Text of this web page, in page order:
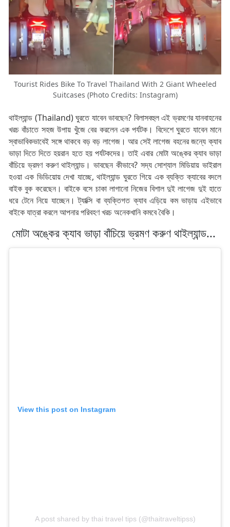
Tourist Rides Bike To Travel Thailand With 2 Giant Wheeled
Suitcases (Photo Credits: Instagram)
থাইল্যান্ড (Thailand) ঘুরতে যাবেন ভাবছেন? বিলাসবহুল এই ভ্রমণের যানবাহনের
খরচ বাঁচাতে সহজ উপায় খুঁজে বের করলেন এক পর্যটক। বিদেশে ঘুরতে যাবেন মানে
স্বাভাবিকভাবেই সঙ্গে থাকবে বড় বড় লাগেজ। আর সেই লাগেজ বহনের জন্যে ক্যাব
ভাড়া দিতে দিতে হয়রান হতে হয় পর্যটকদের। তাই এবার মোটা অঙ্কের ক্যাব ভাড়া
বাঁচিয়ে ভ্রমণ করুণ থাইল্যান্ড। ভাবছেন কীভাবে? সদ্য সোশ্যাল মিডিয়ায় ভাইরাল
হওয়া এক ভিডিয়োয় দেখা যাচ্ছে, থাইল্যান্ড ঘুরতে গিয়ে এক ব্যক্তি ক্যাবের বদলে
বাইক বুক করেছেন। বাইকে বসে চাকা লাগানো নিজের বিশাল দুই লাগেজ দুই হাতে
ধরে টেনে নিয়ে যাচ্ছেন। ট্যাক্সি বা ব্যক্তিগত ক্যাব এড়িয়ে কম ভাড়ায় এইভাবে
বাইকে যাত্রা করলে আপনার পরিবহণ খরচ অনেকখানি কমবে বৈকি।
মোটা অঙ্কের ক্যাব ভাড়া বাঁচিয়ে ভ্রমণ করুণ থাইল্যান্ড...
View this post on Instagram
A post shared by thai travel tips (@thaitraveltipss)